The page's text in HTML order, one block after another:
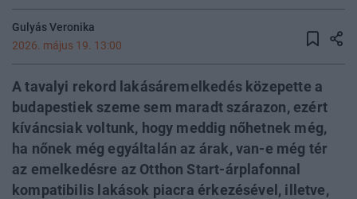
Gulyás Veronika
2026. május 19. 13:00
A tavalyi rekord lakásáremelkedés közepette a
budapestiek szeme sem maradt szárazon, ezért
kíváncsiak voltunk, hogy meddig nőhetnek még,
ha nőnek még egyáltalán az árak, van-e még tér
az emelkedésre az Otthon Start-árplafonnal
kompatibilis lakások piacra érkezésével, illetve,